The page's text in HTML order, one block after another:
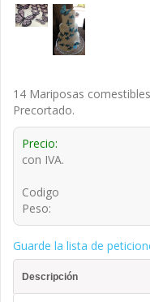
14 Mariposas
Precortado.
Precio:
con IVA.
Codigo
Peso:
Guarde la lista de
Descripción